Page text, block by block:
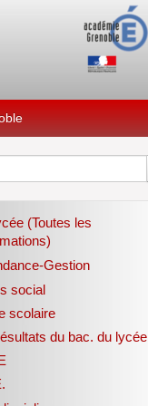
(Toutes les
2026-2027
des élèves de seconde
Gestion
scolaire
nationales
Année scolaire 2017-2018
Année scolaire 2018-2019
Année scolaire 2019-2020
social
scolaire
du bac. du lycée